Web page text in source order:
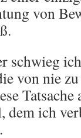
von
schwieg
von nie
dem ich